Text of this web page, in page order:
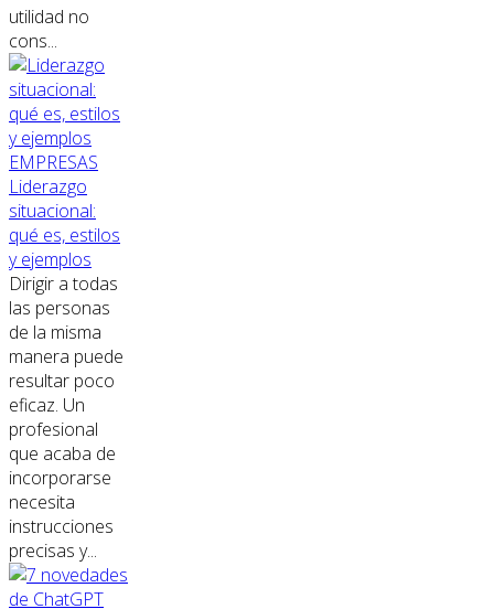
utilidad no
cons...
EMPRESAS
Liderazgo
situacional:
qué es, estilos
y ejemplos
Dirigir a todas
las personas
de la misma
manera puede
resultar poco
eficaz. Un
profesional
que acaba de
incorporarse
necesita
instrucciones
precisas y...